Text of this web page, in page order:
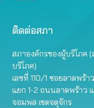
ติดต่อสภา
สภาองค์กรของผู้บริโภค
บริโภค)
เลขที่ 110/1 ซอยลาดพร้า
แยก 1-2 ถนนลาดพร้าว
จอมพล เขตจตุจักร